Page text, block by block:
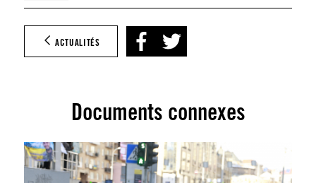
ACTUALITÉS
Documents connexes